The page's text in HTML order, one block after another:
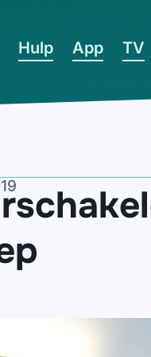
Hulp App TV